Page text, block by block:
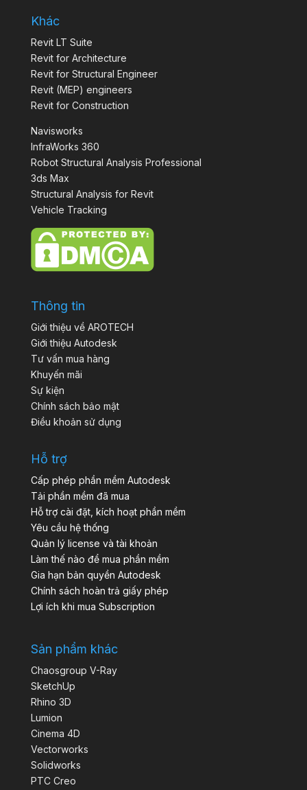
Khác
Revit LT Suite
Revit for Architecture
Revit for Structural Engineer
Revit (MEP) engineers
Revit for Construction
Navisworks
InfraWorks 360
Robot Structural Analysis Professional
3ds Max
Structural Analysis for Revit
Vehicle Tracking
Thông tin
Giới thiệu về AROTECH
Giới thiệu Autodesk
Tư vấn mua hàng
Khuyến mãi
Sự kiện
Chính sách bảo mật
Điều khoản sử dụng
Hỗ trợ
Cấp phép phần mềm Autodesk
Tải phần mềm đã mua
Hỗ trợ cài đặt, kích hoạt phần mềm
Yêu cầu hệ thống
Quản lý license và tài khoản
Làm thế nào để mua phần mềm
Gia hạn bản quyền Autodesk
Chính sách hoàn trả giấy phép
Lợi ích khi mua Subscription
Sản phẩm khác
Chaosgroup V-Ray
SketchUp
Rhino 3D
Lumion
Cinema 4D
Vectorworks
Solidworks
PTC Creo